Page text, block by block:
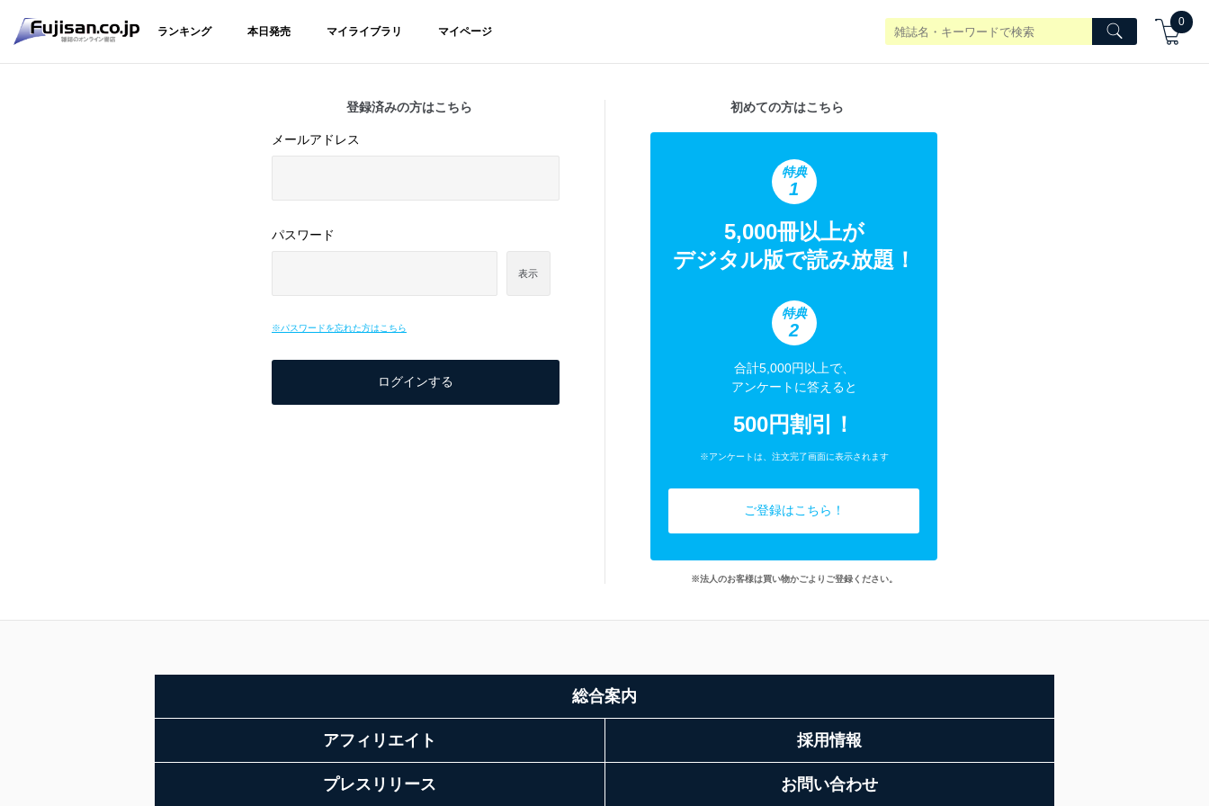
ランキング 本日発売 マイライブラリ マイページ
0
登録済みの方はこちら
メールアドレス
パスワード
表示
※パスワードを忘れた方はこちら
初めての方はこちら
特典
1
5,000冊以上が
デジタル版で読み放題！
特典
2
合計5,000円以上で、
アンケートに答えると
500円割引！
※アンケートは、注文完了画面に表示されます
ご登録はこちら！
※法人のお客様は買い物かごよりご登録ください。
総合案内
アフィリエイト 採用情報
プレスリリース お問い合わせ